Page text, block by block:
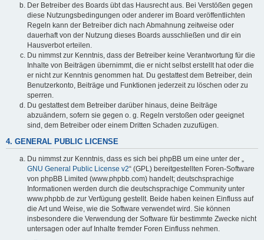
Der Betreiber des Boards übt das Hausrecht aus. Bei Verstößen gegen
diese Nutzungsbedingungen oder anderer im Board veröffentlichten
Regeln kann der Betreiber dich nach Abmahnung zeitweise oder
dauerhaft von der Nutzung dieses Boards ausschließen und dir ein
Hausverbot erteilen.
Du nimmst zur Kenntnis, dass der Betreiber keine Verantwortung für die
Inhalte von Beiträgen übernimmt, die er nicht selbst erstellt hat oder die
er nicht zur Kenntnis genommen hat. Du gestattest dem Betreiber, dein
Benutzerkonto, Beiträge und Funktionen jederzeit zu löschen oder zu
sperren.
Du gestattest dem Betreiber darüber hinaus, deine Beiträge
abzuändern, sofern sie gegen o. g. Regeln verstoßen oder geeignet
sind, dem Betreiber oder einem Dritten Schaden zuzufügen.
4. GENERAL PUBLIC LICENSE
Du nimmst zur Kenntnis, dass es sich bei phpBB um eine unter der „
GNU General Public License v2“ (GPL) bereitgestellten Foren-Software
von phpBB Limited (www.phpbb.com) handelt; deutschsprachige
Informationen werden durch die deutschsprachige Community unter
www.phpbb.de zur Verfügung gestellt. Beide haben keinen Einfluss auf
die Art und Weise, wie die Software verwendet wird. Sie können
insbesondere die Verwendung der Software für bestimmte Zwecke nicht
untersagen oder auf Inhalte fremder Foren Einfluss nehmen.